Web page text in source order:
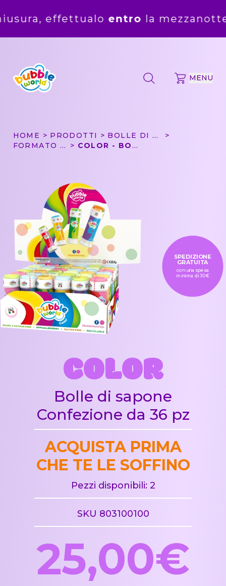
entrola mezzanotte del5
MENU
HOME PRODOTTI
BOLLE DI SAPONE
FORMATO CONVENIENZA
COLOR - BOLLE DI SAPONE BUBBLE WORLD - CONFEZIONE DA 36 PZ
COLOR
Bolle di sapone
Confezione da 36 pz
ACQUISTA PRIMA
CHE TE LE SOFFINO
Pezzi disponibili: 2
SKU 803100100
25,00€
SPEDIZIONE
GRATUITA
con una spesa
minima di 30€